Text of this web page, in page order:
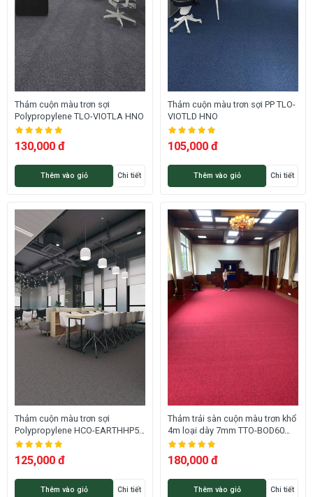
Thảm cuộn màu trơn sợi
Polypropylene TLO-VIOTLA HNO
130,000 đ
Thêm vào giỏ Chi tiết
Thảm cuộn màu trơn sợi PP TLO-
VIOTLD HNO
105,000 đ
Thêm vào giỏ Chi tiết
Thảm cuộn màu trơn sợi
Polypropylene HCO-EARTHHP5
HNM
125,000 đ
Thêm vào giỏ Chi tiết
Thảm trải sàn cuộn màu trơn khổ
4m loại dày 7mm TTO-BOD60
HNO
180,000 đ
Thêm vào giỏ Chi tiết